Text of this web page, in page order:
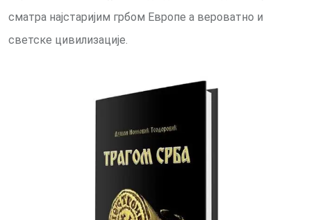
сматра најстаријим грбом Европе а вероватно и
светске цивилизације.